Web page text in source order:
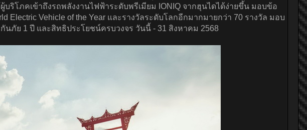
โภคเข้าถึงรถพลังงานไฟฟ้าระดับพรีเมียม IONIQ จากฮุนไดได้ง่ายขึ้น มอบข้อ
Electric Vehicle of the Year และรางวัลระดับโลกอีกมากมายกว่า 70 รางวัล มอบ
นภัย 1 ปี และสิทธิประโยชน์ครบวงจร วันนี้ - 31 สิงหาคม 2568